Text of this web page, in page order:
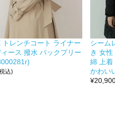
トレンチコート ライナー
ース 撥水 バックプリー
込)
シーム
き 女
綿 上着
かわい
¥